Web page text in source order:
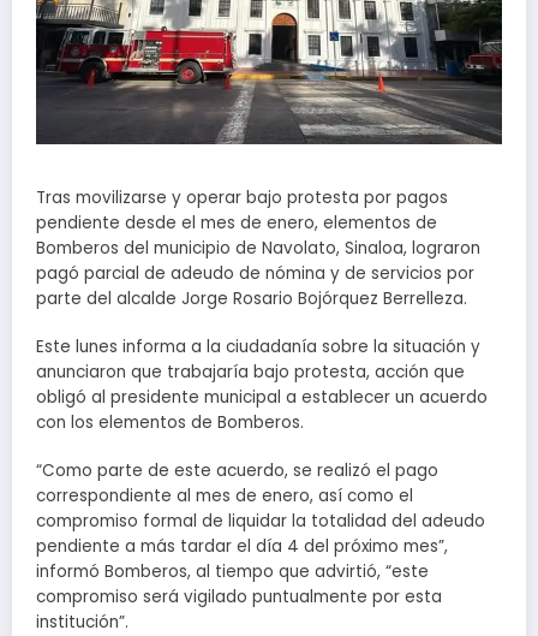
Tras movilizarse y operar bajo protesta por pagos
pendiente desde el mes de enero, elementos de
Bomberos del municipio de Navolato, Sinaloa, lograron
pagó parcial de adeudo de nómina y de servicios por
parte del alcalde Jorge Rosario Bojórquez Berrelleza.
Este lunes informa a la ciudadanía sobre la situación y
anunciaron que trabajaría bajo protesta, acción que
obligó al presidente municipal a establecer un acuerdo
con los elementos de Bomberos.
“Como parte de este acuerdo, se realizó el pago
correspondiente al mes de enero, así como el
compromiso formal de liquidar la totalidad del adeudo
pendiente a más tardar el día 4 del próximo mes”,
informó Bomberos, al tiempo que advirtió, “este
compromiso será vigilado puntualmente por esta
institución”.